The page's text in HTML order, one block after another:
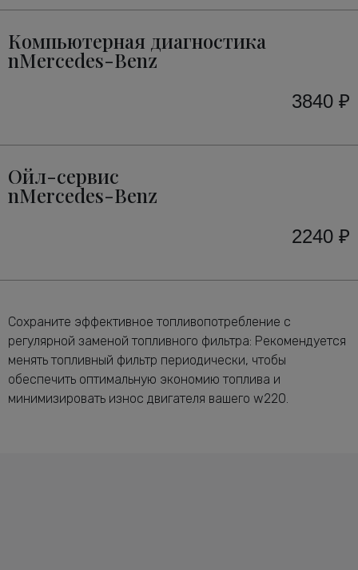
Компьютерная диагностика
nMercedes-Benz
3840 ₽
Ойл-сервис
nMercedes-Benz
2240 ₽
Сохраните эффективное топливопотребление с
регулярной заменой топливного фильтра: Рекомендуется
менять топливный фильтр периодически, чтобы
обеспечить оптимальную экономию топлива и
минимизировать износ двигателя вашего w220.